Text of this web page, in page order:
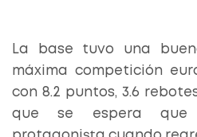
La base tuvo una
máxima competición
con 8.2 puntos, 3.6
que se espera que